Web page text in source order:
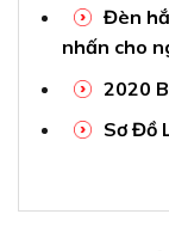
Đèn
nhấn cho
2020
Sơ Đồ